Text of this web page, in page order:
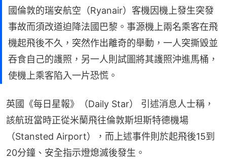
國倫敦的瑞安航空（Ryanair）客機因機上發生突發
事故而須改道迫降法國巴黎。事源機上兩名乘客在飛
機起飛後不久，突然作出離奇的舉動，一人突撕毀並
吞食自己的護照，另一人則試圖將其護照沖進馬桶，
使機上乘客陷入一片恐慌。
英國《每日星報》（Daily Star） 引述消息人士稱，
該航班當時正從米蘭飛往倫敦斯坦斯特德機場
（Stansted Airport），而上述事件則於起飛後15到
20分鐘、安全指示燈熄滅後發生。